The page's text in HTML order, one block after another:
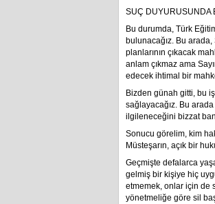
SUÇ DUYURUSUNDA
Bu durumda, Türk
bulunacağız. Bu arada,
planlarının çıkacak
anlam çıkmaz ama
edecek ihtimal bir
Bizden günah gitti, bu
sağlayacağız. Bu arada
ilgileneceğini bizzat
Sonucu görelim, kim
Müsteşarın, açık bir
Geçmişte defalarca
gelmiş bir kişiye hiç
etmemek, onlar için de
yönetmeliğe göre sil